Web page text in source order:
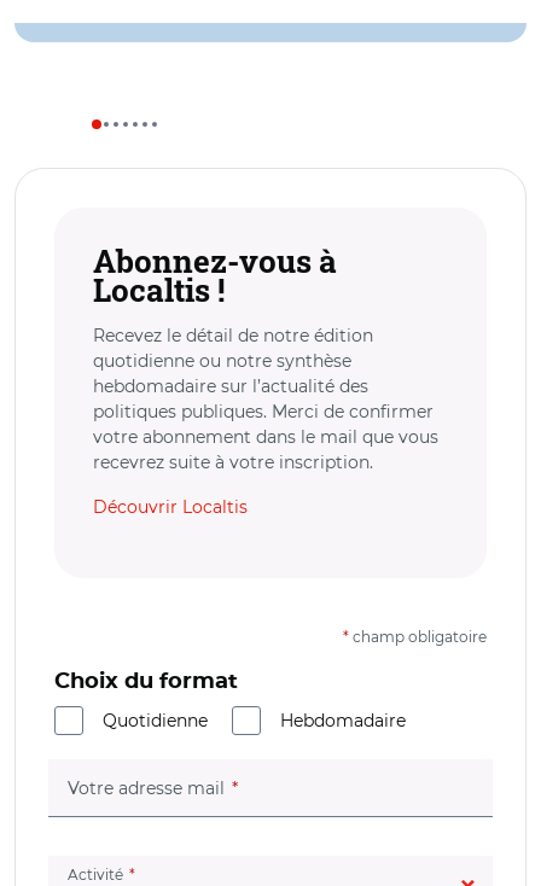
Abonnez-vous à
Localtis !
Recevez le détail de notre édition
quotidienne ou notre synthèse
hebdomadaire sur l’actualité des
politiques publiques. Merci de confirmer
votre abonnement dans le mail que vous
recevrez suite à votre inscription.
Découvrir Localtis
* champ obligatoire
Choix du format
Quotidienne
Hebdomadaire
Votre adresse mail (champ obligatoire)
Activité (champ obligatoire)